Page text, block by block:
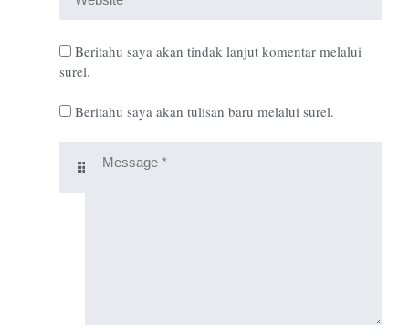
Beritahu saya akan tindak lanjut komentar melalui
surel.
Beritahu saya akan tulisan baru melalui surel.